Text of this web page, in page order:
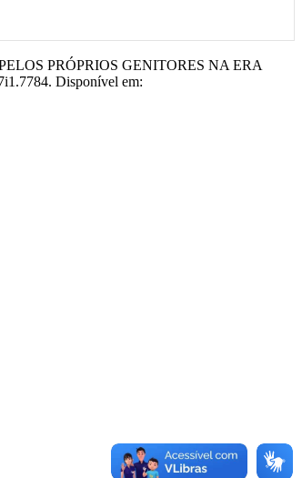
PRÓPRIOS GENITORES NA ERA
Disponível em: